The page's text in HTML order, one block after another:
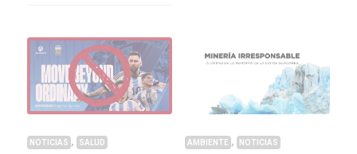
NOTICIAS , SALUD AMBIENTE , NOTICIAS